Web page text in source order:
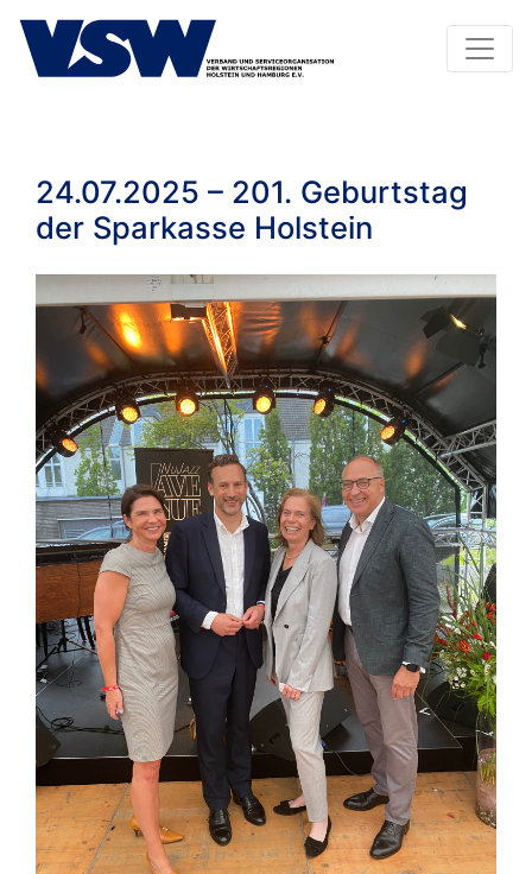
24.07.2025 – 201. Geburtstag
der Sparkasse Holstein